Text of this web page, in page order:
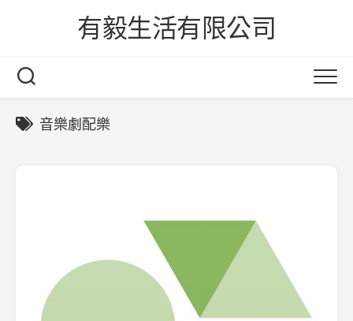
有毅生活有限公司
音樂劇配樂